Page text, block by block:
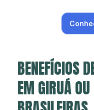
BENEFÍCIOS
EM GIRUÁ